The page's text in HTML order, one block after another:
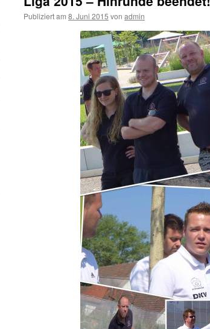
Publiziert am 8. Juni 2015 von admin